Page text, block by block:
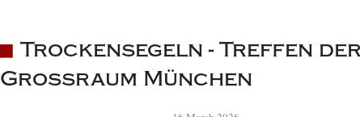
Trockensegeln - Treffen
Großraum München